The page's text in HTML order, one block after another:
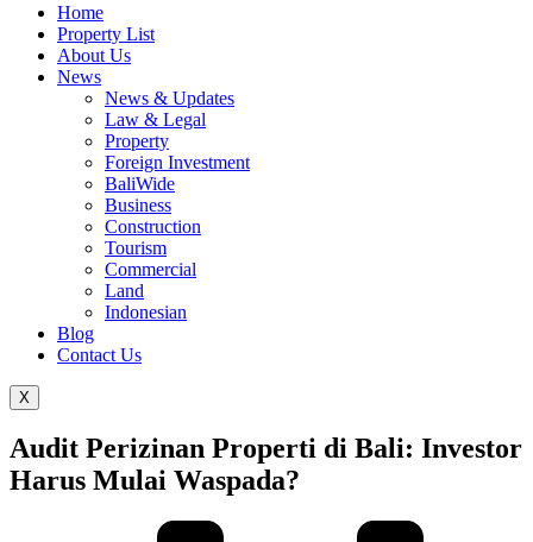
Home
Property List
About Us
News
News & Updates
Law & Legal
Property
Foreign Investment
BaliWide
Business
Construction
Tourism
Commercial
Land
Indonesian
Blog
Contact Us
X
Audit Perizinan Properti di Bali: Investor
Harus Mulai Waspada?